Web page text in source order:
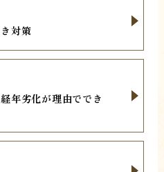
対策
年劣化が理由ででき